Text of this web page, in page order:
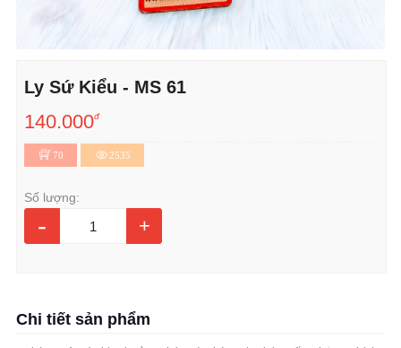
Ly Sứ Kiểu - MS 61
140.000đ
70 2535
Số lượng:
- +
Chi tiết sản phẩm